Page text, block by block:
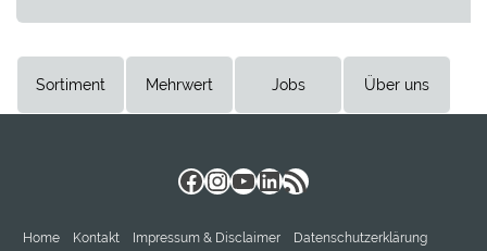
Sortiment Mehrwert Jobs Über uns
Facebook
Instagram
YouTube
LinkedIn
RSS-Feed
Home Kontakt Impressum & Disclaimer Datenschutzerklärung